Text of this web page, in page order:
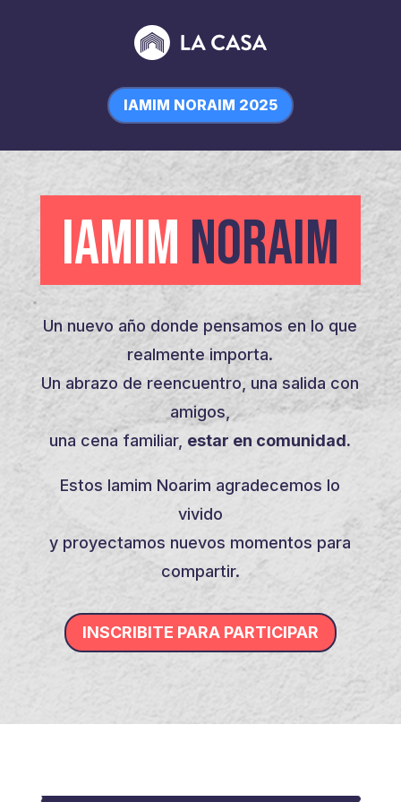
IAMIM NORAIM 2025
IAMIM NORAIM
Un nuevo año donde pensamos en lo que
realmente importa.
Un abrazo de reencuentro, una salida con
amigos,
una cena familiar, estar en comunidad.
Estos Iamim Noarim agradecemos lo
vivido
y proyectamos nuevos momentos para
compartir.
INSCRIBITE PARA PARTICIPAR